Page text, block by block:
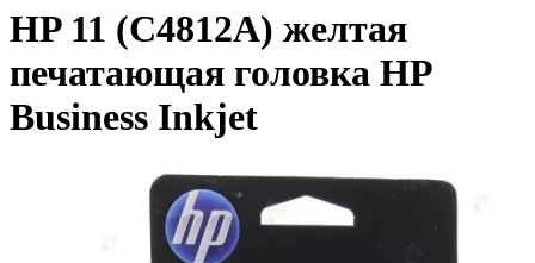
HP 11 (C4812A) желтая
печатающая головка HP
Business Inkjet